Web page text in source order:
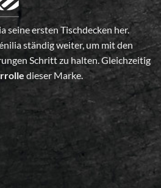
seine ersten Tischdecken her.
ständig weiter, um mit den
Schritt zu halten. Gleichzeitig
dieser Marke.